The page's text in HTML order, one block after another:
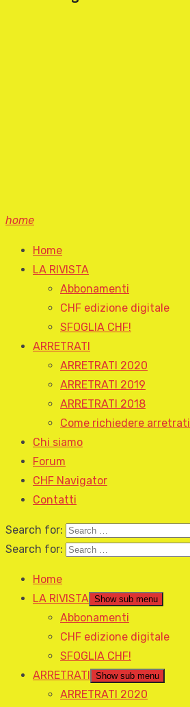
home
Home
LA RIVISTA
Abbonamenti
CHF edizione digitale
SFOGLIA CHF!
ARRETRATI
ARRETRATI 2020
ARRETRATI 2019
ARRETRATI 2018
Come richiedere arretrati
Chi siamo
Forum
CHF Navigator
Contatti
Search for:
Search for:
Home
LA RIVISTA Show sub menu
Abbonamenti
CHF edizione digitale
SFOGLIA CHF!
ARRETRATI
Show sub menu
ARRETRATI 2020